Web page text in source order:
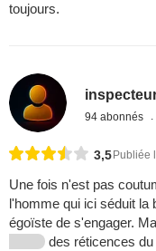
toujours.
94 abonnés
3,5Publiée
Une fois n'est pas
l'homme qui ici séduit la
égoïste de s'engager.
des réticences